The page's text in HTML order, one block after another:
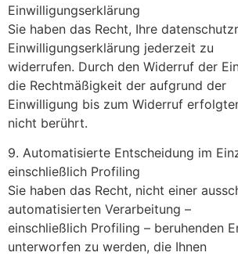
Einwilligungserklärung
Sie haben das Recht, Ihre
Einwilligungserklärung jederzeit zu
widerrufen. Durch den Widerruf der
die Rechtmäßigkeit der aufgrund der
Einwilligung bis zum Widerruf
nicht berührt.
9. Automatisierte Entscheidung im
einschließlich Profiling
Sie haben das Recht, nicht einer
automatisierten Verarbeitung –
einschließlich Profiling – beruhenden
unterworfen zu werden, die Ihnen